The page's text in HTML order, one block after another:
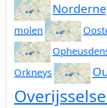
molen
Orkneys